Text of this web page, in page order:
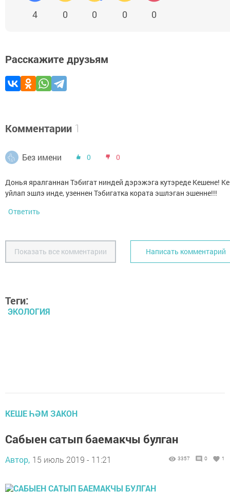
4 0 0 0 0
Расскажите друзьям
Комментарии 1
Без имени 0 0
Донья яралганнан Тэбигат ниндей дэрэжэга кутэреде Кешене!
уйлап эшлэ инде, узеннен Тэбигатка кората эшлэган эшенне!!!
Ответить
Показать все комментарии Написать комментарий
Теги:
ЭКОЛОГИЯ
КЕШЕ ҺӘМ ЗАКОН
Сабыен сатып баемакчы булган
Автор, 15 июль 2019 - 11:21 3357 0 1